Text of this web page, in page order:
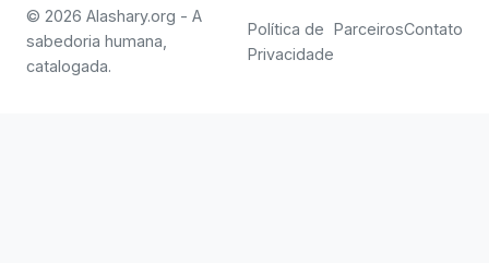
© 2026 Alashary.org - A
sabedoria humana,
catalogada.
Política de
Privacidade
ParceirosContato